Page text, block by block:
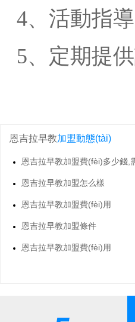
4、活動指
5、定期提供
恩吉拉早教加盟動態(tài)
恩吉拉早教加盟費(fèi)多少錢,
恩吉拉早教加盟怎么樣
恩吉拉早教加盟費(fèi)用
恩吉拉早教加盟條件
恩吉拉早教加盟費(fèi)用